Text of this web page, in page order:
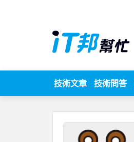
技術文章 技術問答